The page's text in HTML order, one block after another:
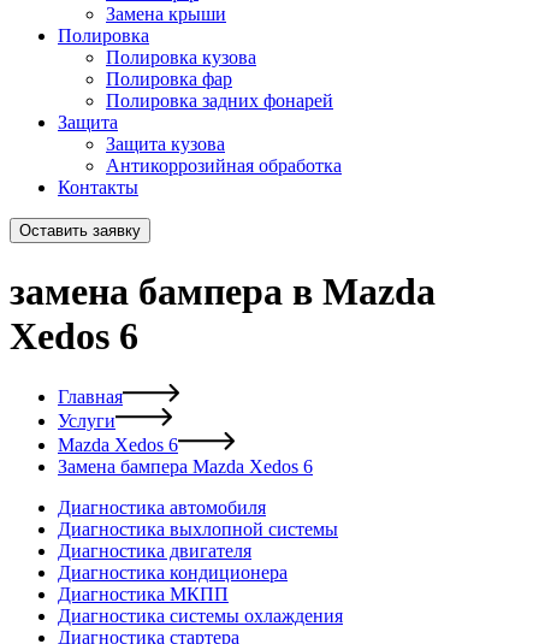
Замена крыши
Полировка
Полировка кузова
Полировка фар
Полировка задних фонарей
Защита
Защита кузова
Антикоррозийная обработка
Контакты
Оставить заявку
замена бампера в Mazda
Xedos 6
Главная
Услуги
Mazda Xedos 6
Замена бампера Mazda Xedos 6
Диагностика автомобиля
Диагностика выхлопной системы
Диагностика двигателя
Диагностика кондиционера
Диагностика МКПП
Диагностика системы охлаждения
Диагностика стартера